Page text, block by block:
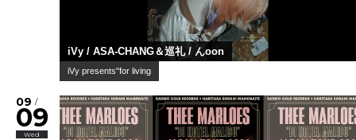
iVy / ASA-CHANG＆巡礼 / んoon
iVy presents"for living
09 /
09
Wed